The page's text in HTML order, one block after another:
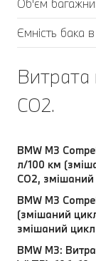
Об'єм
Ємність бака
Витрата
CO2.
BMW M3
л/100 км
CO2,
BMW M3
(змішаний
змішаний
BMW M3: